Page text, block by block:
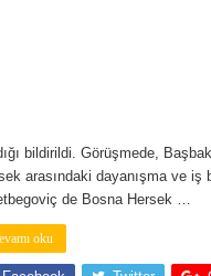
bildirildi. Görüşmede,
arasındaki dayanışma ve
de Bosna Hersek …
oku